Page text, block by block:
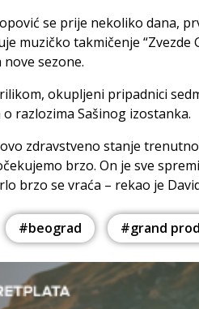
se prije nekoliko dana,
muzičko takmičenje “Zvezde
nove sezone.
okupljeni pripadnici
o razlozima Sašinog izostanka.
zdravstveno stanje
brzo. On je sve
brzo se vraća – rekao je
#beograd #grand